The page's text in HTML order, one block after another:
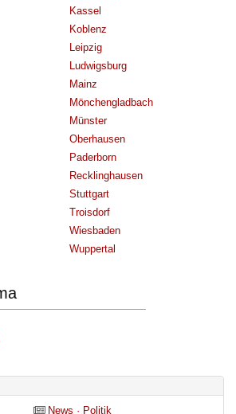
Kassel
Koblenz
Leipzig
Ludwigsburg
Mainz
Mönchengladbach
Münster
Oberhausen
Paderborn
Recklinghausen
Stuttgart
Troisdorf
Wiesbaden
Wuppertal
News · Politik